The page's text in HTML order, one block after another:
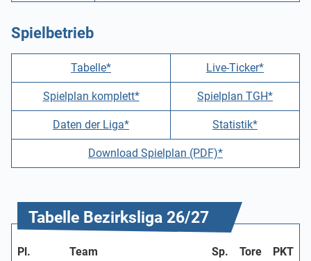
Spielbetrieb
Tabelle* Live-Ticker*
Spielplan komplett* Spielplan TGH*
Daten der Liga* Statistik*
Download Spielplan (PDF)*
Tabelle Bezirksliga 26/27
Pl. Team Sp. Tore PKT